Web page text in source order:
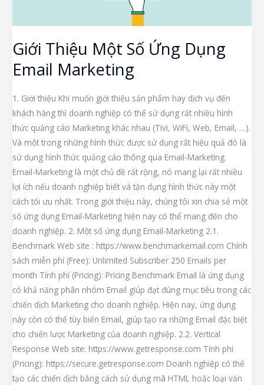
Giới Thiệu Một Số Ứng Dụng
Email Marketing
1. Giới thiệu Khi muốn giới thiệu sản phẩm hay dịch vụ đến
khách hàng thì doanh nghiệp có thể sử dụng rất nhiều hình
thức quảng cáo Marketing khác nhau (Tivi, WiFi, Web, Email, …).
Và một trong những hình thức được sử dụng rất hiệu quả đó là
sử dụng hình thức quảng cáo thông qua Email-Marketing.
Email-Marketing là một chủ đề rất rộng, nó mang lại rất nhiều
lợi ích nếu doanh nghiệp biết và tận dụng hình thức này một
cách tối ưu nhất. Trong giới thiệu này, chúng tôi xin chia sẻ một
số ứng dụng Email-Marketing hiện nay có thể mang đến cho
doanh nghiệp. 2. Một số ứng dụng Email-Marketing 2.1.
Benchmark Web site : https://www.benchmarkemail.com Chính
sách miễn phí (Free): Unlimited Subscriber 250 Emails per
month Tính phí (Pricing): Pricing Benchmark Email là ứng dụng
có khả năng phân nhóm Email giúp đạt đúng mục tiêu trong các
chiến dịch Marketing cho doanh nghiệp. Hiện nay, ứng dụng
này còn có thể tùy biến Email, giúp tạo ra những Email đặc biệt
cho chiến lược Marketing của doanh nghiệp. 2.2. Vertical
Response Web site: https://www.getresponse.com Tính phí
(Pricing): https://secure.getresponse.com Doanh nghiệp có thể
tạo các chiến dịch bằng cách sử dụng mã HTML hoặc loại văn